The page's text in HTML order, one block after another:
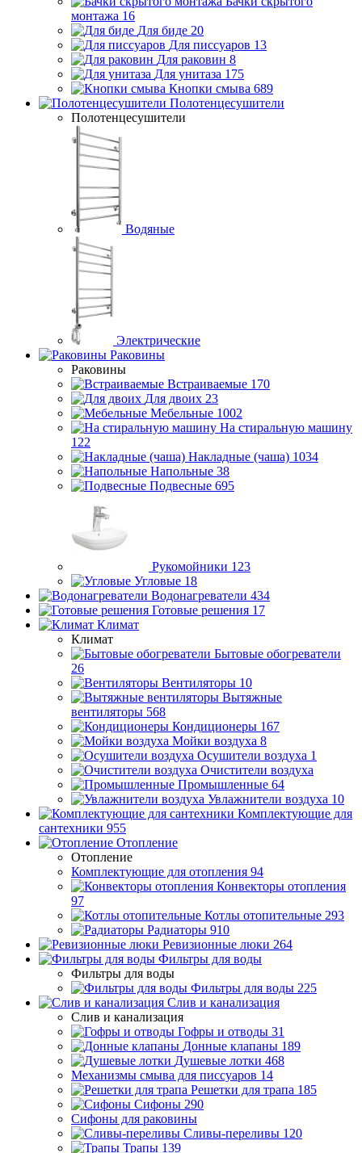
монтажа 16
Для биде 20
Для писсуаров 13
Для раковин 8
Для унитаза 175
Кнопки смыва 689
Полотенцесушители
Полотенцесушители
Водяные
Электрические
Раковины
Раковины
Встраиваемые 170
Для двоих 23
Мебельные 1002
На стиральную машину
122
Накладные (чаша) 1034
Напольные 38
Подвесные 695
Рукомойники 123
Угловые 18
Водонагреватели 434
Готовые решения 17
Климат
Климат
Бытовые обогреватели
26
Вентиляторы 10
Вытяжные
вентиляторы 568
Кондиционеры 167
Мойки воздуха 8
Осушители воздуха 1
Очистители воздуха
Промышленные 64
Увлажнители воздуха 10
Комплектующие для
сантехники 955
Отопление
Отопление
Комплектующие для отопления 94
Конвекторы отопления
97
Котлы отопительные 293
Радиаторы 910
Ревизионные люки 264
Фильтры для воды
Фильтры для воды
Фильтры для воды 225
Слив и канализация
Слив и канализация
Гофры и отводы 31
Донные клапаны 189
Душевые лотки 468
Механизмы смыва для писсуаров 14
Решетки для трапа 185
Сифоны 290
Сифоны для раковины
Сливы-переливы 120
Трапы 139